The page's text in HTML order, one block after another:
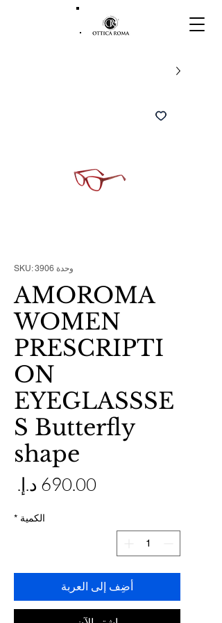
وحدة SKU: 3906
AMOROMA
WOMEN
PRESCRIPTI
ON
EYEGLASSSE
S Butterfly
shape
الكمية *
أضِف إلى العربة